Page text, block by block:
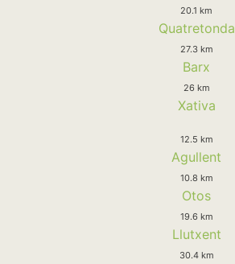
20.1 km
Quatretonda
27.3 km
Barx
26 km
Xativa
12.5 km
Agullent
10.8 km
Otos
19.6 km
Llutxent
30.4 km